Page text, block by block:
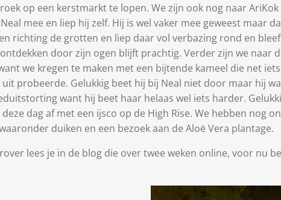
op een kerstmarkt te lopen. We zijn ook nog naar
mee en liep hij zelf. Hij is wel vaker mee geweest maar
richting de grotten en liep daar vol verbazing rond en
ontdekken door zijn ogen blijft prachtig. Verder zijn we
we kregen te maken met een bijtende kameel die net
probeerde. Gelukkig beet hij bij Neal niet door maar hij
want hij beet haar helaas wel iets harder.
dag af met een ijsco op de High Rise. We hebben nog
duiken en een bezoek aan de Aloë Vera plantage.
lees je in de blog die over twee weken online, voor nu